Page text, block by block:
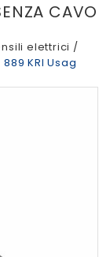
CAVO
elettrici /
KRI Usag